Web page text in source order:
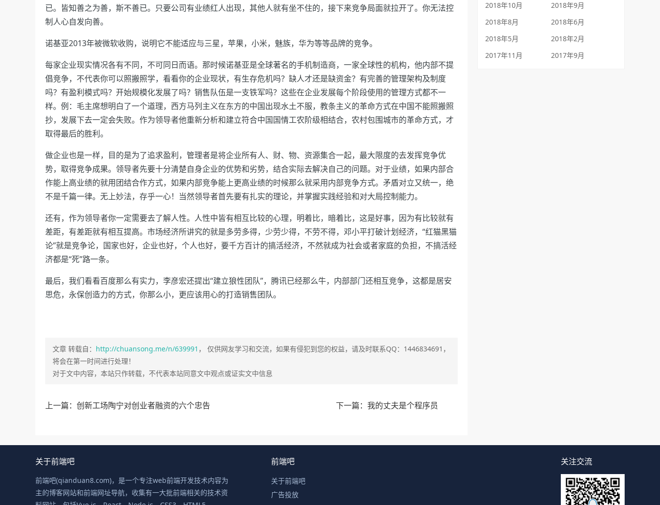
已。皆知善之为善，斯不善已。只要公司有业绩红人出现，其他人就有坐不住的，接下来竞争局面就拉开了。你无法控
制人心自发向善。
诺基亚2013年被微软收购，说明它不能适应与三星，苹果，小米，魅族，华为等等品牌的竞争。
每家企业现实情况各有不同，不可同日而语。那时候诺基亚是全球著名的手机制造商，一家全球性的机构，他内部不提
倡竞争，不代表你可以照搬照学，看看你的企业现状，有生存危机吗？缺人才还是缺资金？有完善的管理架构及制度
吗？有盈利模式吗？开始规模化发展了吗？销售队伍是一支铁军吗？这些在企业发展每个阶段使用的管理方式都不一
样。例：毛主席想明白了一个道理，西方马列主义在东方的中国出现水土不服，教条主义的革命方式在中国不能照搬照
抄，发展下去一定会失败。作为领导者他重新分析和建立符合中国国情工农阶级相结合，农村包围城市的革命方式，才
取得最后的胜利。
做企业也是一样，目的是为了追求盈利，管理者是将企业所有人、财、物、资源集合一起，最大限度的去发挥竞争优
势，取得竞争成果。领导者先要十分清楚自身企业的优势和劣势，结合实际去解决自己的问题。对于业绩，如果内部合
作能上高业绩的就用团结合作方式，如果内部竞争能上更高业绩的时候那么就采用内部竞争方式。矛盾对立又统一，绝
不是千篇一律。无上妙法，存乎一心！当然领导者首先要有扎实的理论，并掌握实践经验和对大局控制能力。
还有，作为领导者你一定需要去了解人性。人性中皆有相互比较的心理，明着比，暗着比，这是好事，因为有比较就有
差距，有差距就有相互提高。市场经济所讲究的就是多劳多得，少劳少得，不劳不得，邓小平打破计划经济，“红猫黑猫
论”就是竞争论，国家也好，企业也好，个人也好，要千方百计的搞活经济，不然就成为社会或者家庭的负担，不搞活经
济都是“死”路一条。
最后，我们看看百度那么有实力，李彦宏还提出“建立狼性团队”，腾讯已经那么牛，内部部门还相互竞争，这都是居安
思危，永保创造力的方式，你那么小，更应该用心的打造销售团队。
文章 转载自： http://chuansong.me/n/639991 ， 仅供网友学习和交流，如果有侵犯到您的权益，请及时联系QQ：1446834691，
将会在第一时间进行处理！
对于文中内容，本站只作转载，不代表本站同意文中观点或证实文中信息
上一篇：创新工场陶宁对创业者融资的六个忠告 下一篇：我的丈夫是个程序员
2018年10月
2018年9月
2018年8月
2018年6月
2018年5月
2018年2月
2017年11月
2017年9月
关于前端吧
前端吧(qianduan8.com)，是一个专注web前端开发技术内容为
主的博客网站和前端网址导航，收集有一大批前端相关的技术资
前端吧
关于前端吧
广告投放
关注交流